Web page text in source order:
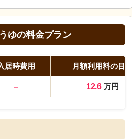
ゆの料金プラン
居時費用 月額利用料の目
– 12.6万円